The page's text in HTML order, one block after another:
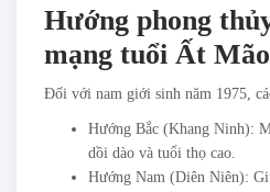
Hướng phong
mạng tuổi Ất
Đối với nam giới sinh năm 1975,
Hướng Bắc (Khang Ninh):
dồi dào và tuổi thọ cao.
Hướng Nam (Diên Niên):